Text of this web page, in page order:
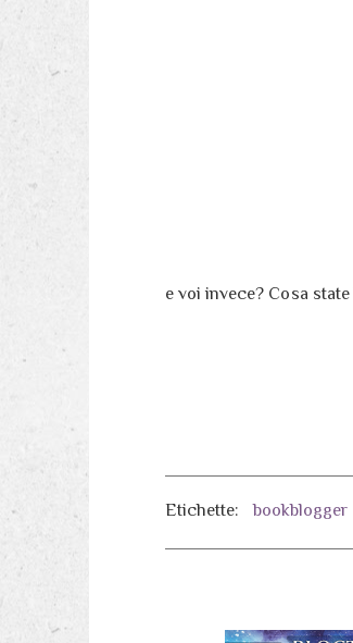
e voi invece? Cosa
Etichette: bookblogger